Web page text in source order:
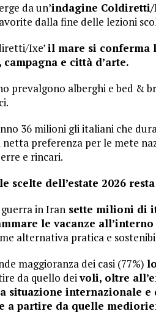
da un’indagine Coldiretti/
dalla fine delle lezioni
Ixe’il mare si conferma
e città d’arte.
prevalgono alberghi e bed &
36 milioni gli italiani che
netta preferenza per le mete
e rincari.
scelte dell’estate 2026
in Iran sette milioni di
le vacanze
alternativa pratica e
maggioranza dei casi (77%)
da quello deivoli, oltre
situazione internazionale
a partire da quelle